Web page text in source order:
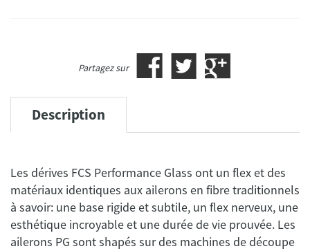
Partagez sur
Description
Les dérives FCS Performance Glass ont un flex et des
matériaux identiques aux ailerons en fibre traditionnels
à savoir: une base rigide et subtile, un flex nerveux, une
esthétique incroyable et une durée de vie prouvée. Les
ailerons PG sont shapés sur des machines de découpe